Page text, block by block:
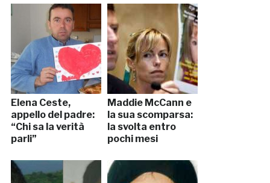
Elena Ceste,
appello del padre:
“Chi sa la verità
parli”
Maddie McCann e
la sua scomparsa:
la svolta entro
pochi mesi